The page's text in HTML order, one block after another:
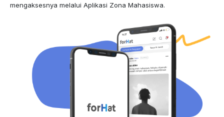
mengaksesnya melalui Aplikasi Zona Mahasiswa.